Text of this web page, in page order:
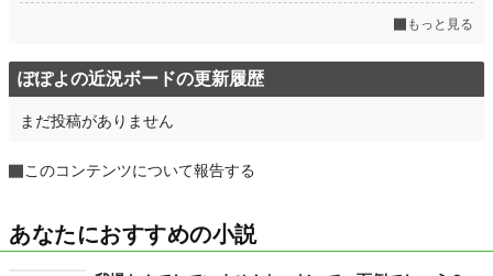
もっと見る
ぽぽよの近況ボードの更新履歴
まだ投稿がありません
このコンテンツについて報告する
あなたにおすすめの小説